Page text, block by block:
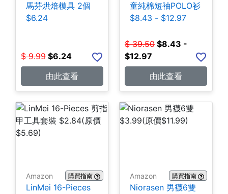
馬芬烘焙模具 2個
$6.24
$ 9.99 $6.24
由此查看
童純棉短袖POLO衫
$8.43 - $12.97
$ 39.50 $8.43 -
$12.97
由此查看
Amazon 購買指南
LinMei 16-Pieces
Amazon 購買指南
Niorasen 男襪6雙